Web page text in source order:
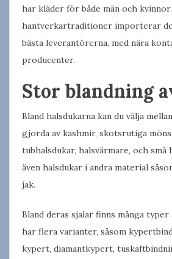
har kläder för både män och
hantverkartraditioner importerar
bästa leverantörerna, med nära
producenter.
Stor blandning
Bland halsdukarna kan du välja
gjorda av kashmir, skotsrutiga
tubhalsdukar, halsvärmare, och små
även halsdukar i andra material
jak.
Bland deras sjalar finns många typer
har flera varianter, såsom
kypert, diamantkypert,